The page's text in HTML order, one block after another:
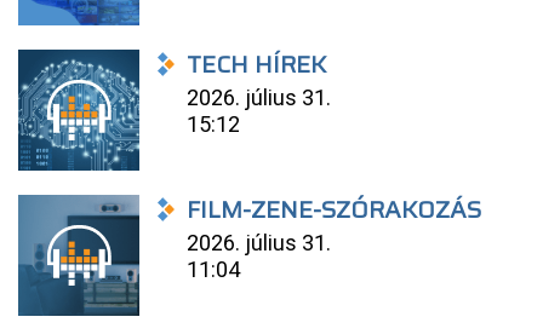
TECH HÍREK
2026. július 31.
15:12
FILM-ZENE-SZÓRAKOZÁS
2026. július 31.
11:04